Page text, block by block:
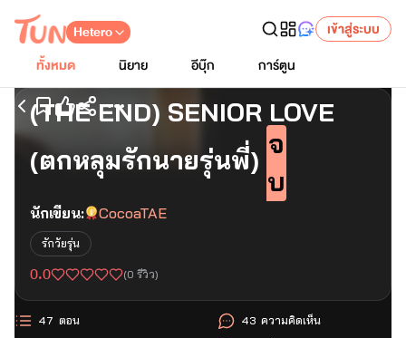
Hetero
เข้าสู่ระบบ
ทั้งหมด
นิยาย อีบุ๊ก การ์ตูน
เริ่มอ่านตอนแรก
(THE END) SENIOR LOVE
(ตกหลุมรักนายรุ่นพี่)
จ
บ
นักเขียน: CocoaTAE
รักวัยรุ่น
0.0 (0 รีวิว)
ตอน
47
ความคิดเห็น
43